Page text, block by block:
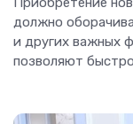
должно
и других важных
позволяют